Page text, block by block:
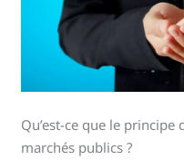
Qu’est-ce que le principe
marchés publics ?